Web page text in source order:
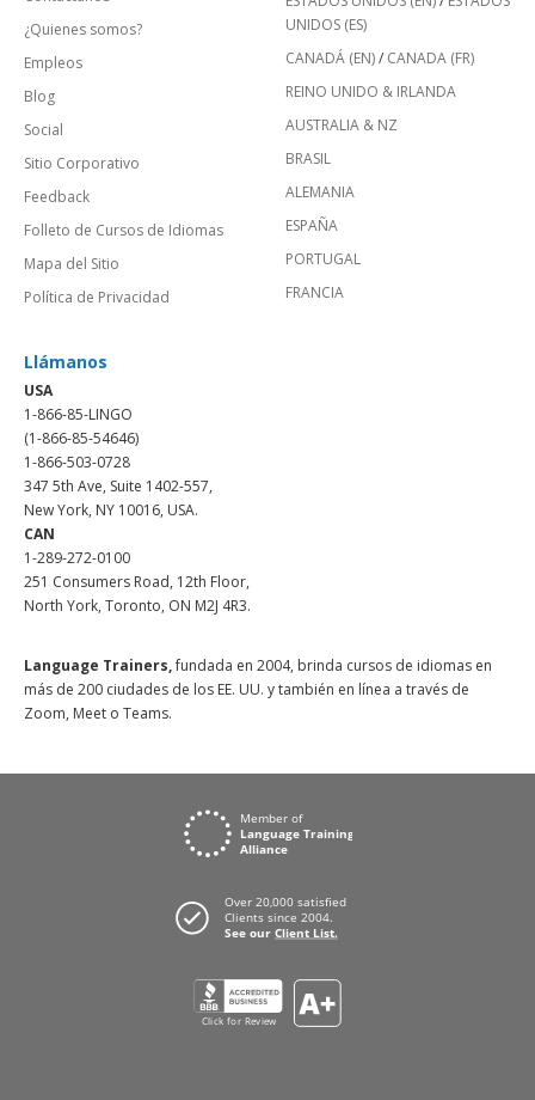
¿Quienes somos?
Empleos
Blog
Social
Sitio Corporativo
Feedback
Folleto de Cursos de Idiomas
Mapa del Sitio
Política de Privacidad
UNIDOS (ES)
CANADÁ (EN)/ CANADA (FR)
REINO UNIDO & IRLANDA
AUSTRALIA & NZ
BRASIL
ALEMANIA
ESPAÑA
PORTUGAL
FRANCIA
Llámanos
USA
1-866-85-LINGO
(1-866-85-54646)
1-866-503-0728
347 5th Ave, Suite 1402-557,
New York, NY 10016, USA.
CAN
1-289-272-0100
251 Consumers Road, 12th Floor,
North York, Toronto, ON M2J 4R3.
Language Trainers,fundada en 2004, brinda cursos de idiomas en
más de 200 ciudades de los EE. UU. y también en línea a través de
Zoom, Meet o Teams.